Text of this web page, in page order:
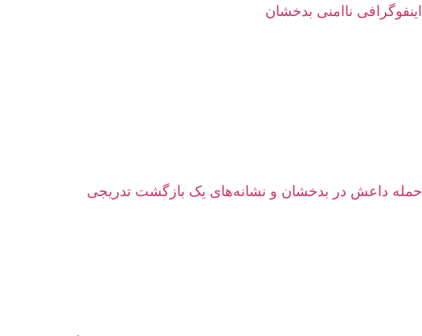
اینفوگرافی ناامنی بدخشان
حمله داعش در بدخشان و نشانه‌های یک بازگشت تدریجی